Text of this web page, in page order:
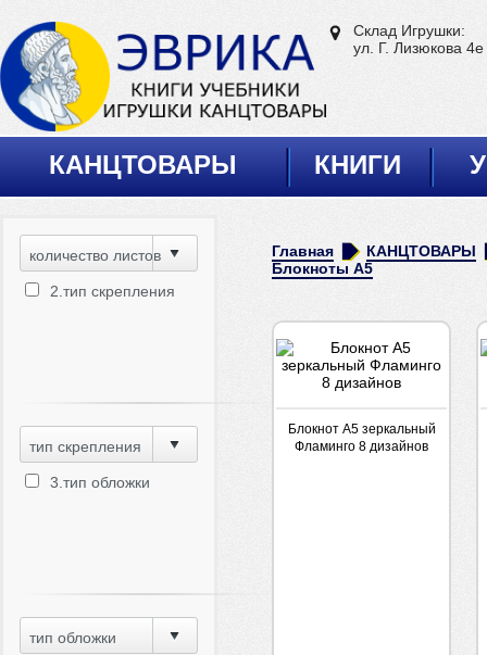
Склад Игрушки:
ул. Г. Лизюкова 4е
КАНЦТОВАРЫ КНИГИ
количество листов
2.тип скрепления
тип скрепления
3.тип обложки
тип обложки
Главная
КАНЦТОВАРЫ
Блокноты А5
Блокнот А5 зеркальный
Фламинго 8 дизайнов